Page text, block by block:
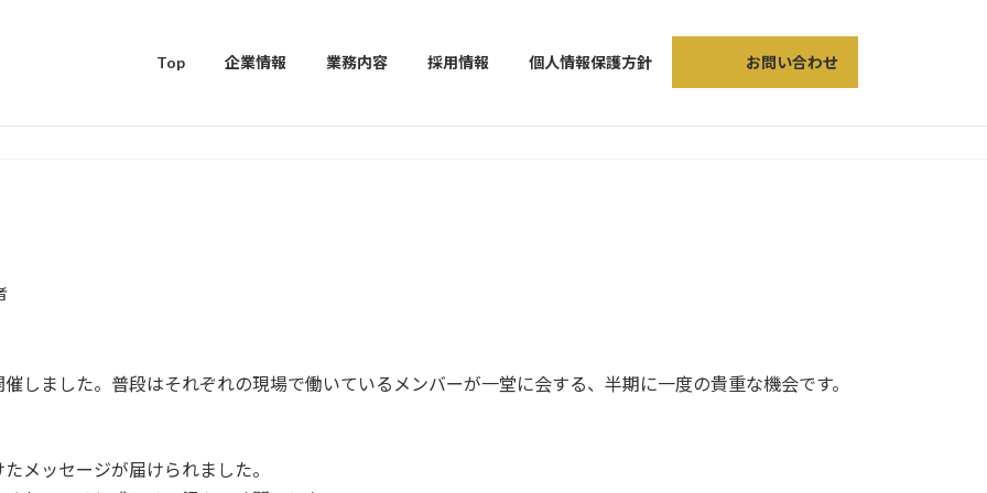
Top 企業情報 業務内容 採用情報 個人情報保護方針 お問い合わせ
催しました。普段はそれぞれの現場で働いているメンバーが一堂に会する、半期に一度の貴重な機会です。
メッセージが届けられました。